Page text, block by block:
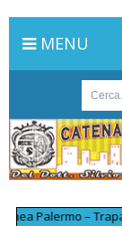
MENU
Palermo – Trapani: